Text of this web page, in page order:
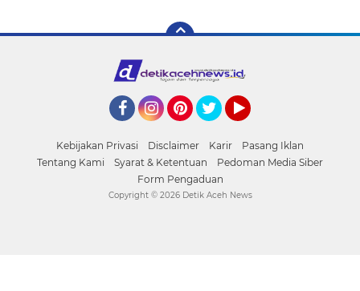
Kebijakan Privasi Disclaimer Karir
Pasang Iklan
Tentang Kami
Syarat & Ketentuan
Pedoman Media Siber
Form Pengaduan
Copyright © 2026 Detik Aceh News